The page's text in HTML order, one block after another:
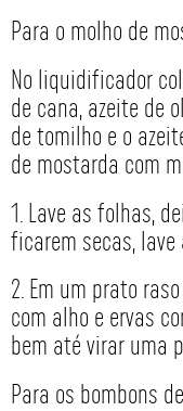
Para o molho de
No liquidificador
de cana, azeite de
de tomilho e o
de mostarda com
1. Lave as folhas,
ficarem secas, lave
2. Em um prato
com alho e ervas
bem até virar uma
Para os bombons